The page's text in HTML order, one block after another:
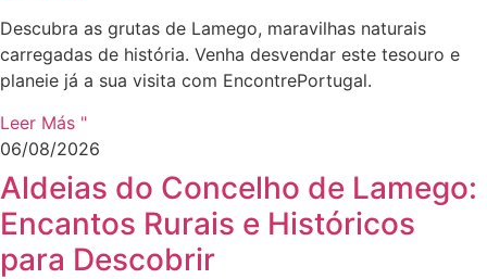
Descubra as grutas de Lamego, maravilhas naturais
carregadas de história. Venha desvendar este tesouro e
planeie já a sua visita com EncontrePortugal.
Leer Más "
06/08/2026
Aldeias do Concelho de Lamego:
Encantos Rurais e Históricos
para Descobrir